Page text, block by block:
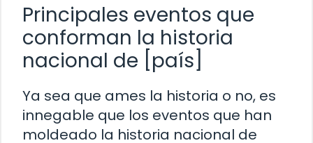
Principales eventos que
conforman la historia
nacional de [país]
Ya sea que ames la historia o no, es
innegable que los eventos que han
moldeado la historia nacional de